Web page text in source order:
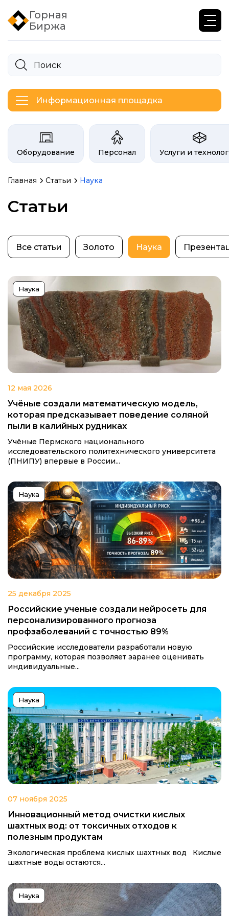
Горная
Биржа
Информационная площадка
Категории на бирже Инфогор
Оборудование Персонал Услуги и
Главная Статьи Наука
Статьи
Все статьи Золото Наука
Наука
12 мая 2026
Учёные создали математическую модель,
которая предсказывает поведение соляной
пыли в калийных рудниках
Учёные Пермского национального
исследовательского политехнического университета
(ПНИПУ) впервые в России...
Наука
25 декабря 2025
Российские ученые создали нейросеть для
персонализированного прогноза
профзаболеваний с точностью 89%
Российские исследователи разработали новую
программу, которая позволяет заранее оценивать
индивидуальные...
Наука
07 ноября 2025
Инновационный метод очистки кислых
шахтных вод: от токсичных отходов к
полезным продуктам
Экологическая проблема кислых шахтных вод Кислые
шахтные воды остаются...
Наука